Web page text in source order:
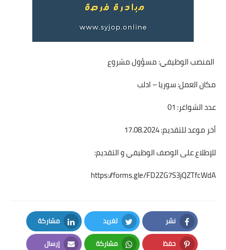
المنصب الوظيفي: مسؤول مشروع
مكان العمل: سوريا – ادلب
عدد الشواغر: 01
أخر موعد للتقديم: 17.08.2024
للإطلاع على الوصف الوظيفي و التقديم:
https://forms.gle/FD2ZG7S3jQZTfcWdA
نشر
Facebook
تغريد
Twitter
مشاركة
LinkedIn
حفظ مشاركة إرسال